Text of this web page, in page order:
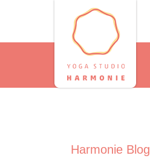
Harmonie Blog